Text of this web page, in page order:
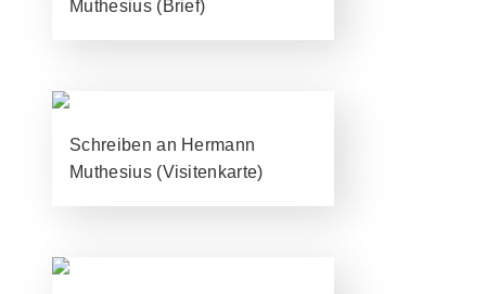
Muthesius (Brief)
Schreiben an Hermann
Muthesius (Visitenkarte)